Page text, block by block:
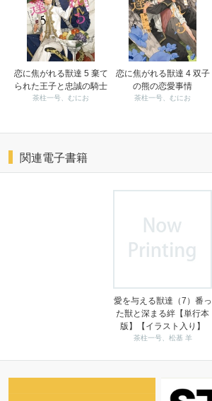
恋に焦がれる獣達 5 棄て
られた王子と忠誠の騎士
茶柱一号、むにお
恋に焦がれる獣達 4 双子
の熊の恋愛事情
茶柱一号、むにお
関連電子書籍
愛を与える獣達（7）番っ
た獣と深まる絆【単行本
版】【イラスト入り】
茶柱一号、松基 羊